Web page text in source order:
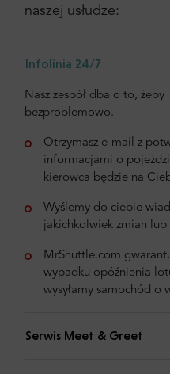
naszej usłudze:
Infolinia 24/7
Nasz zespół dba o to,
bezproblemowo.
Otrzymasz e-mail z
informacjami o
kierowca będzie na
Wyślemy do ciebie
jakichkolwiek zmian
MrShuttle.com
wypadku opóźnienia
wysyłamy samochód o
Serwis Meet & Greet